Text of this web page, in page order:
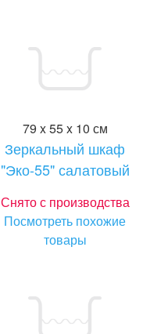
79 x 55 x 10 см
Зеркальный шкаф
"Эко-55" салатовый
Снято с производства
Посмотреть похожие
товары